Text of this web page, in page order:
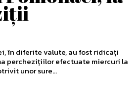
în diferite valute, au fost ridicați
perchezițiilor efectuate miercuri la
unor sure...